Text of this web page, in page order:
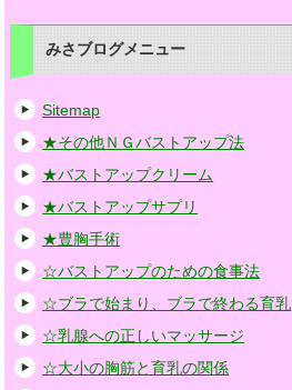
みさブログメニュー
Sitemap
★その他ＮＧバストアップ法
★バストアップクリーム
★バストアップサプリ
★豊胸手術
☆バストアップのための食事法
☆ブラで始まり、ブラで終わる育乳
☆乳腺への正しいマッサージ
☆大小の胸筋と育乳の関係